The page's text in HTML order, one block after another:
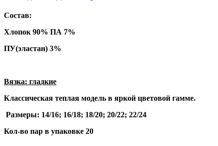
Состав:
Хлопок 90% ПА 7%
ПУ(эластан) 3%
Вязка: гладкие
Классическая теплая модель в яркой цветовой гамме.
Размеры: 14/16; 16/18; 18/20; 20/22; 22/24
Кол-во пар в упаковке 20